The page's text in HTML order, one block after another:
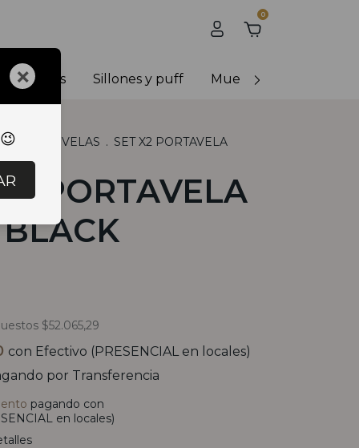
0
Sillones y puff Muebles de exterior
VELAS . SET X2 PORTAVELA
PORTAVELA
$52.065,29
con Efectivo (PRESENCIAL en locales)
por Transferencia
pagando con
en locales)
×